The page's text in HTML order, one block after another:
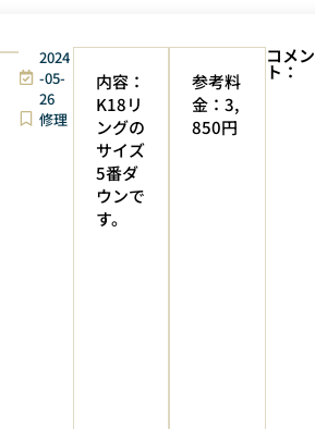
2024
-05-
26
修理
内容：
K18リ
ングの
サイズ
5番ダ
ウンで
す。
参考料
金：3,
850円
コメン
ト：